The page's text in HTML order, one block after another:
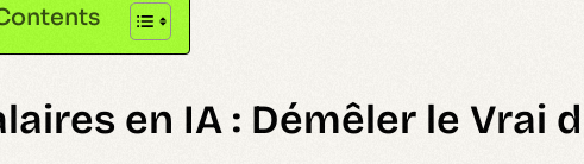
en IA : Démêler le Vrai